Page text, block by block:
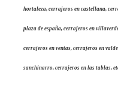
hortaleza, cerrajeros en castellana,
plaza de españa, cerrajeros en
cerrajeros en ventas, cerrajeros en
sanchinarro, cerrajeros en las tablas,